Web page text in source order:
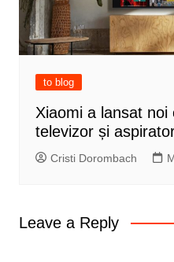
to blog
Xiaomi a lansat noi
televizor și
Cristi Dorombach
Leave a Reply